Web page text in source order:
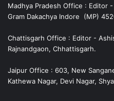
Madhya Pradesh Office : Editor
Gram Dakachya Indore (MP)
Chattisgarh Office : Editor -
Rajnandgaon, Chhattisgarh.
Jaipur Office : 603, New
Kathewa Nagar, Devi Nagar,